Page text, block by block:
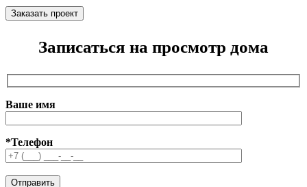
Записаться на просмотр дома
Ваше имя
*Телефон